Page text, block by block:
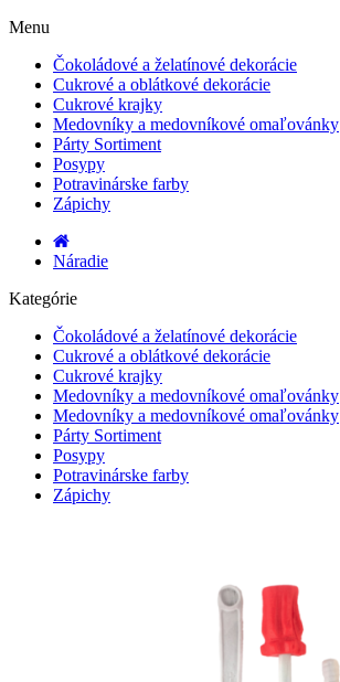
Menu
Čokoládové a želatínové dekorácie
Cukrové a oblátkové dekorácie
Cukrové krajky
Medovníky a medovníkové omaľovánky
Párty Sortiment
Posypy
Potravinárske farby
Zápichy
Náradie
Kategórie
Čokoládové a želatínové dekorácie
Cukrové a oblátkové dekorácie
Cukrové krajky
Medovníky a medovníkové omaľovánky
Medovníky a medovníkové omaľovánky
Párty Sortiment
Posypy
Potravinárske farby
Zápichy